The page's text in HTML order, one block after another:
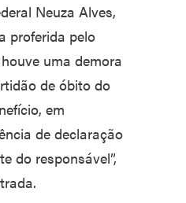
Neuza Alves,
proferida pelo
uma demora
de óbito do
em
de declaração
do responsável”,